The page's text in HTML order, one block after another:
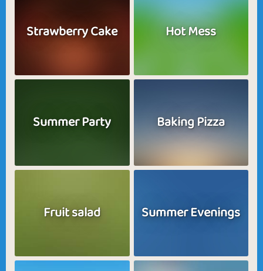
Strawberry Cake Hot Mess
Summer Party Baking Pizza
Fruit salad Summer Evenings